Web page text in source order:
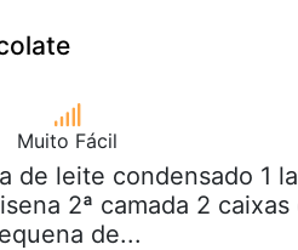
Muito Fácil
de leite condensado 1
2ª camada 2 caixas
de...